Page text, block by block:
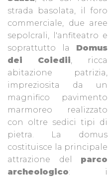
strada basolata, il foro
commerciale, due aree
sepolcrali, l'anfiteatro e
soprattutto la Domus
dei Coiedii, ricca
abitazione patrizia,
impreziosita da un
magnifico pavimento
marmoreo realizzato
con oltre sedici tipi di
pietra. La domus
costituisce la principale
attrazione del parco
archeologico: i